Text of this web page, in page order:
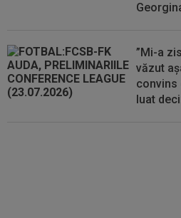
”Mi-a
văzut
convins
luat